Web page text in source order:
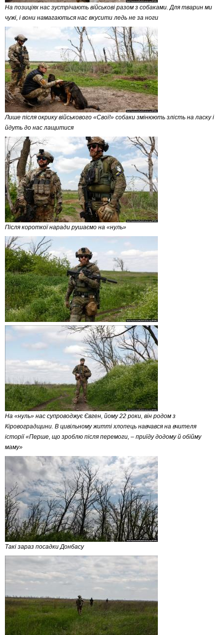
На позиціях нас зустрічають військові разом з собаками. Для тварин ми
чужі, і вони намагаються нас вкусити ледь не за ноги
Лише після окрику військового «Свої!» собаки змінюють злість на ласку і
йдуть до нас лащитися
Після короткої наради рушаємо на «нуль»
На «нуль» нас супроводжує Євген, йому 22 роки, він родом з
Кіровоградщини. В цивільному житті хлопець навчався на вчителя
історії «Перше, що зроблю після перемоги, – приїду додому й обійму
маму»
Такі зараз посадки Донбасу